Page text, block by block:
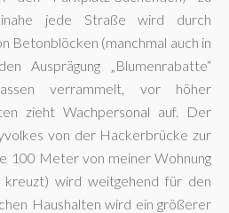
jede Straße wird durch
Betonblöcken (manchmal auch in
Ausprägung „Blumenrabatte“
verrammelt, vor höher
zieht Wachpersonal auf. Der
von der Hackerbrücke zur
100 Meter von meiner Wohnung
kreuzt) wird weitgehend für den
Haushalten wird ein größerer